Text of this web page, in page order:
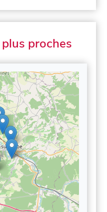
proches